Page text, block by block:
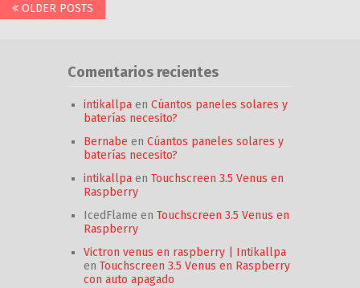
Posts
navigation
OLDER POSTS
Comentarios recientes
intikallpa en Cúantos paneles solares y
baterías necesito?
Bernabe en Cúantos paneles solares y
baterías necesito?
intikallpa en Touchscreen 3.5 Venus en
Raspberry
IcedFlame en Touchscreen 3.5 Venus en
Raspberry
Victron venus en raspberry | Intikallpa
en Touchscreen 3.5 Venus en Raspberry
con auto apagado